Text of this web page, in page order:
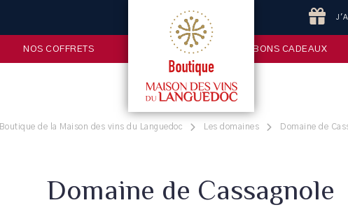
NOS COFFRETS BONS CADEAUX
Boutique de la Maison des vins du Languedoc Les domaines Domaine de
Domaine de Cassagnole